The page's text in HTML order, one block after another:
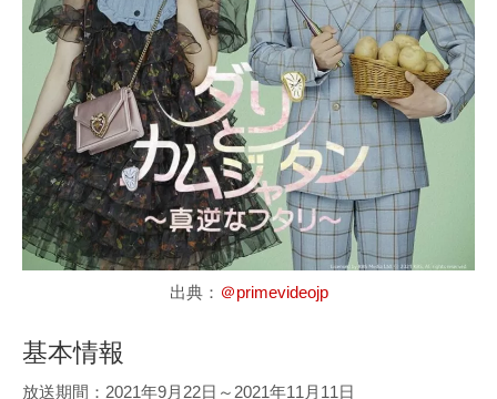
出典： ＠primevideojp
基本情報
放送期間：2021年9月22日～2021年11月11日